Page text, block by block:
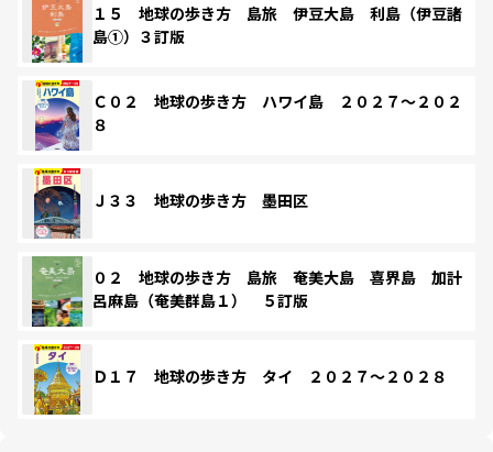
１５ 地球の歩き方 島旅 伊豆大島 利島（伊豆諸
島①）３訂版
Ｃ０２ 地球の歩き方 ハワイ島 ２０２７～２０２
８
Ｊ３３ 地球の歩き方 墨田区
０２ 地球の歩き方 島旅 奄美大島 喜界島 加計
呂麻島（奄美群島１） ５訂版
Ｄ１７ 地球の歩き方 タイ ２０２７～２０２８